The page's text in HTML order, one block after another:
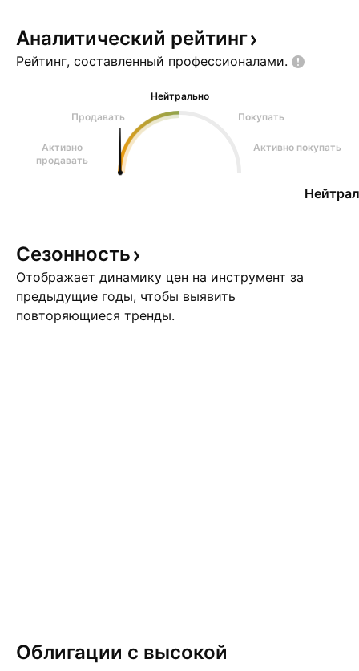
Аналитический рейтинг
Рейтинг, составленный профессионалами.
Нейтрально
Продавать
Покупать
Активно
продавать
Активно покупать
Сезонность
Отображает динамику цен на инструмент за
предыдущие годы, чтобы выявить
повторяющиеся тренды.
Облигации с высокой